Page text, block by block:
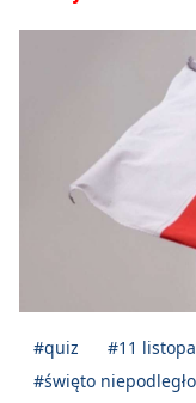
#quiz #11
#święto